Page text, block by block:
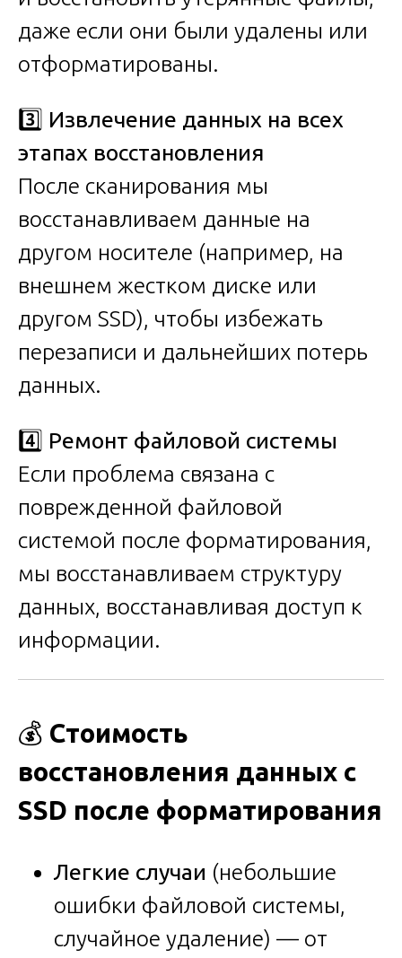
даже если они были удалены или
отформатированы.
3️⃣ Извлечение данных на всех
этапах восстановления
После сканирования мы
восстанавливаем данные на
другом носителе (например, на
внешнем жестком диске или
другом SSD), чтобы избежать
перезаписи и дальнейших потерь
данных.
4️⃣ Ремонт файловой системы
Если проблема связана с
поврежденной файловой
системой после форматирования,
мы восстанавливаем структуру
данных, восстанавливая доступ к
информации.
💰 Стоимость
восстановления данных с
SSD после форматирования
Легкие случаи (небольшие
ошибки файловой системы,
случайное удаление) — от